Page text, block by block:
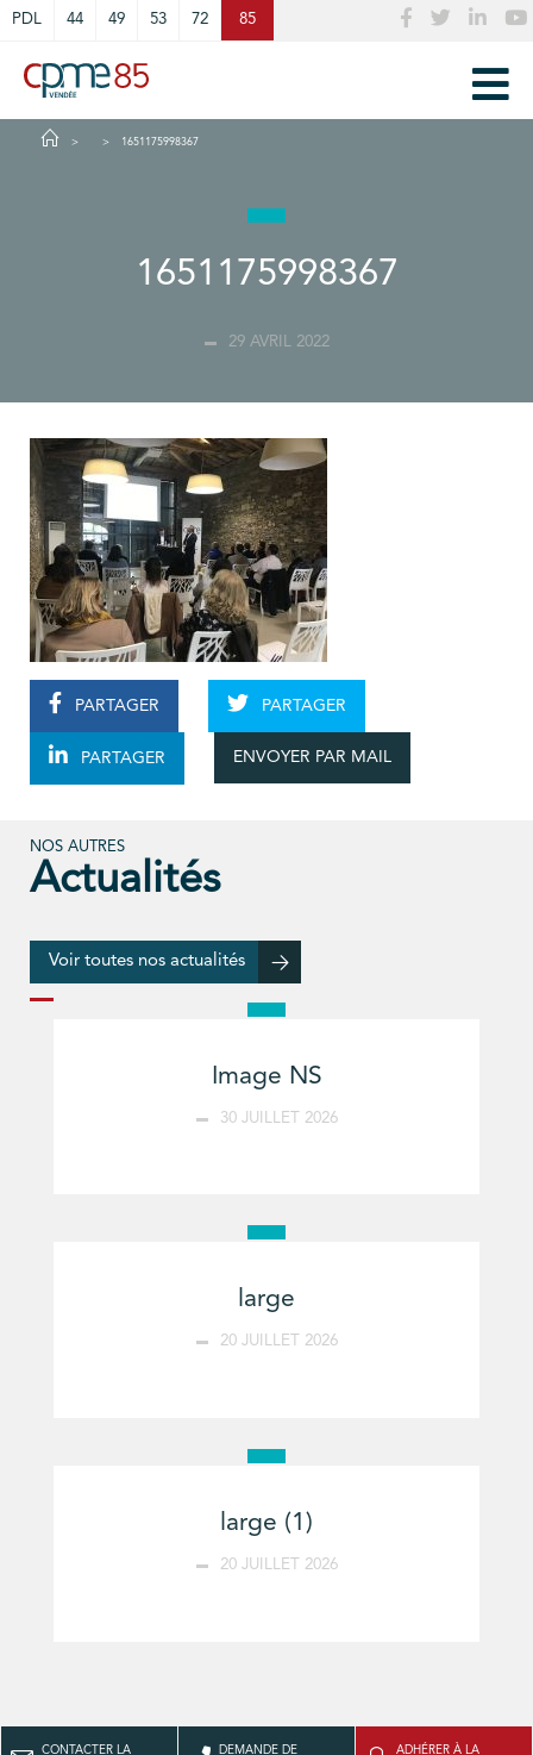
PDL 44 49 53 72 85
1651175998367
1651175998367
29 AVRIL 2022
PARTAGER PARTAGER
PARTAGER ENVOYER PAR MAIL
NOS AUTRES
Actualités
Voir toutes nos actualités
Image NS
30 JUILLET 2026
large
20 JUILLET 2026
large (1)
20 JUILLET 2026
CONTACTER LA
DEMANDE DE
ADHÉRER À LA
Cookies management panel